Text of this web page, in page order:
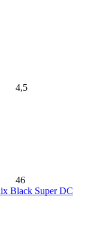
4,5
46
Black Super DC